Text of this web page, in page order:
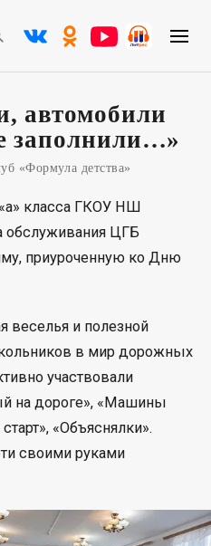
автомобили
заполнили…»
«Формула детства»
класса ГКОУ НШ
обслуживания ЦГБ
приуроченную ко Дню
веселья и полезной
в мир дорожных
участвовали
на дороге», «Машины
«Объяснялки».
своими руками